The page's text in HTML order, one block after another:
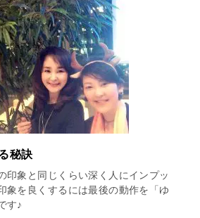
秘訣
印象と同じくらい深く人にインプッ
象を良くするには最後の動作を「ゆ
す♪